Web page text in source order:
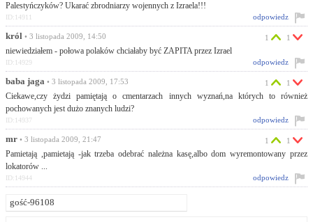
Palestyńczyków? Ukarać zbrodniarzy wojennych z Izraela!!!
odpowiedz
ID:14911
król • 3 listopada 2009, 14:50
niewiedziałem - połowa polaków chciałaby być ZAPITA przez Izrael
1 1
odpowiedz
ID:14929
baba jaga • 3 listopada 2009, 17:53
Ciekawe,czy żydzi pamiętają o cmentarzach innych wyznań,na których to również
pochowanych jest dużo znanych ludzi?
1 1
odpowiedz
ID:14937
mr • 3 listopada 2009, 21:47
Pamietają ,pamietają -jak trzeba odebrać należna kasę,albo dom wyremontowany przez
lokatorów ...
1 1
odpowiedz
ID:14944